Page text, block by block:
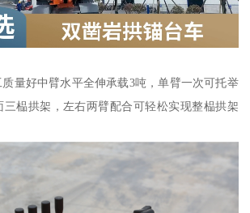
量好中臂水平全伸承载3吨，单臂一次可托举
榀拱架，左右两臂配合可轻松实现整榀拱架